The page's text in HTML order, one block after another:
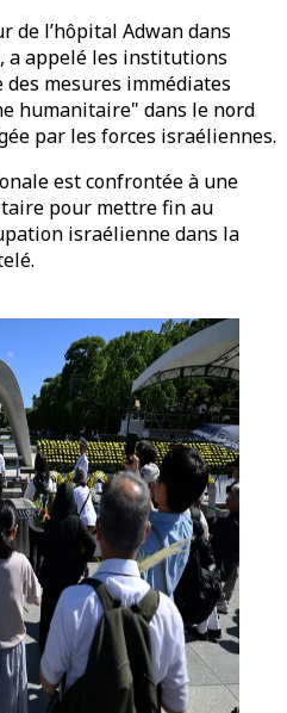
de l’hôpital Adwan dans
a appelé les institutions
mesures immédiates
humanitaire" dans le nord
par les forces israéliennes.
est confrontée à une
pour mettre fin au
israélienne dans la